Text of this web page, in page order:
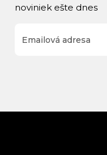
noviniek ešte dnes